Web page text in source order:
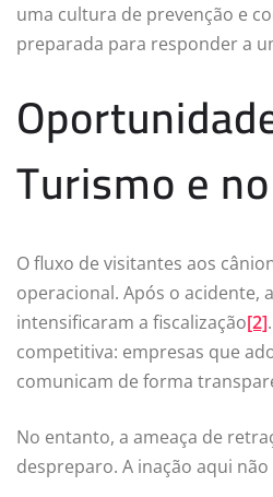
uma cultura de prevenção e
preparada para responder a
Turismo e
O fluxo de visitantes aos
operacional. Após o acidente,
intensificaram a fiscalização[2]
competitiva: empresas que
comunicam de forma
No entanto, a ameaça de
despreparo. A inação aqui